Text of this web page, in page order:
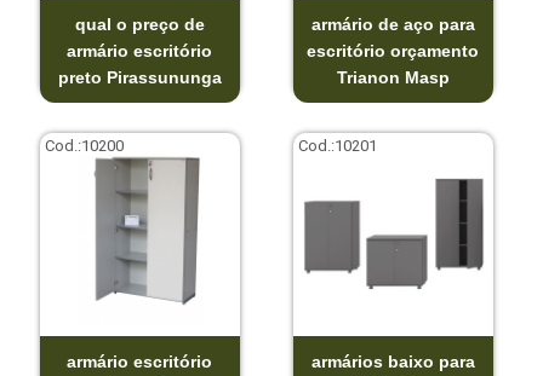
qual o preço de
armário escritório
preto Pirassununga
armário de aço para
escritório orçamento
Trianon Masp
Cod.:10200
armário escritório
Cod.:10201
armários baixo para